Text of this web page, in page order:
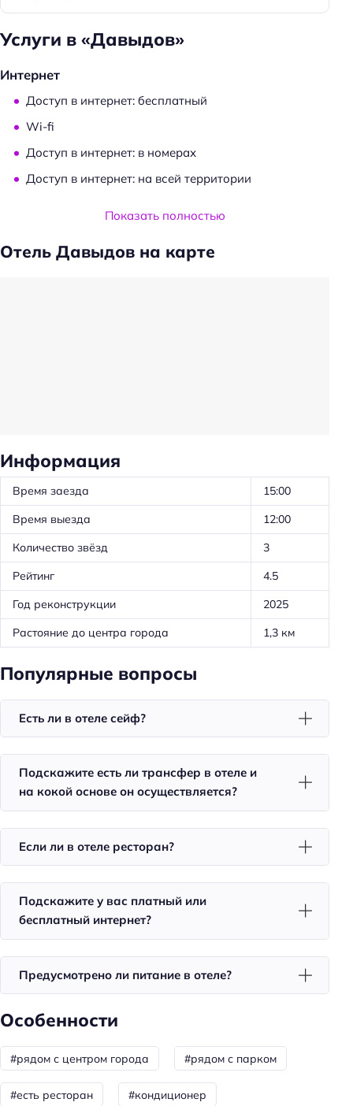
Услуги в «Давыдов»
Интернет
Доступ в интернет: бесплатный
Wi-fi
Доступ в интернет: в номерах
Доступ в интернет: на всей территории
Услуги и удобства
Сейф
Тип сейфа: в номере
Удобства в номерах
Кондиционер в номере
Номера для некурящих
Телевизор в номере
Утюг
Холодильник
Питание
Количество ресторанов: 1
Бар
Завтрак
Красота и здоровье
Душ
Оснащение бизнес-центра: ксерокопирование
Общая информация
Отопление
Круглосуточная регистрация
Количество звёзд: 3
Номеров: 38
Показать полностью
Отель Давыдов на карте
Информация
Время заезда
15:00
Время выезда
12:00
Количество звёзд
3
Рейтинг
4.5
Год реконструкции
2025
Растояние до центра города
1,3 км
Популярные вопросы
Есть ли в отеле сейф?
Подскажите есть ли трансфер в отеле и
на кокой основе он осуществляется?
Если ли в отеле ресторан?
Подскажите у вас платный или
бесплатный интернет?
Предусмотрено ли питание в отеле?
Особенности
#рядом с центром города #рядом с парком
#есть ресторан #кондиционер